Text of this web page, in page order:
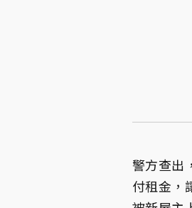
警方查出
付租金，